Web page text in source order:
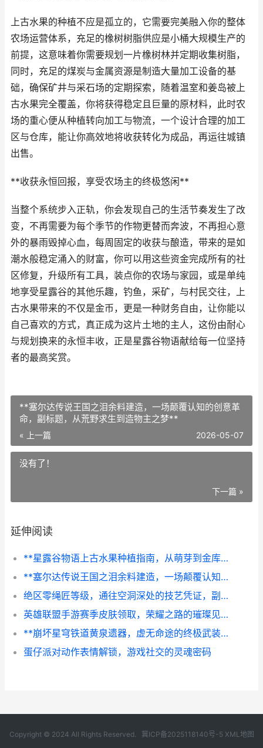
上古水果的种植不应是孤立的，它需要完美融入你的整体
农场运营体系，充足的橡树树脂供应是小桶大规模生产的
前提，这意味着你需要规划一片橡树林并定期收集树脂，
同时，充足的煤炭与金属资源是制造大量加工设备的基
础，确保矿井与采石场的定期探索，随着温室和姜岛被上
古水果完全覆盖，你将获得稳定且巨量的原材料，此时农
场的重心便从种植转向加工与物流，一个设计合理的加工
区与仓库，能让你高效地将收获转化为成品，再运往城镇
出售。
**收获永恒回报，享受农场主的终极悠闲**
当整个系统步入正轨，你会发现自己的生活节奏发生了改
变，不再需要为每个季节的作物更替而奔波，不再担心意
外的暴雨毁掉心血，每周固定的收获与酿造，带来的是如
潮水般稳定涌入的财富，你可以用这些资金完成所有的社
区修复，升级所有工具，装点你的农场与家园，或是单纯
地享受星露谷的其他乐趣，钓鱼，采矿，与村民交往，上
古水果带来的不仅是金币，更是一种财务自由，让你能以
自己喜欢的方式，真正成为这片土地的主人，这份由耐心
与规划换来的永恒丰收，正是星露谷物语献给每一位坚持
者的最高奖赏。
**塞尔达传说王国之泪余料建造，一场颠覆认知的创意革
命，副标题，从荒野求生到造物主之梦**
« 上一篇 2026-05-07
没有了！
下一篇 »
延伸阅读
**星露谷物语上古水果种植指南，从萌芽到金库的永恒丰收**
**塞尔达传说王国之泪余料建造，一场颠覆认知的创意革命，副标题，从荒野求生到造物主之梦**
绝区零绳匠等级，通往空洞深处的技艺凭证，副标题，一份资深玩家的深度剖析与漫谈
英雄联盟手游赛季皮肤领取，荣耀之路的璀璨见证
**崩坏星穹铁道黄泉遗器，虚无命途的终极武装**
蛋仔派对动作表情解锁，游戏社交的灵魂密码
Copyright © 2024 All Rights Reserved. 冀ICP备2025118140号-5 XML地图